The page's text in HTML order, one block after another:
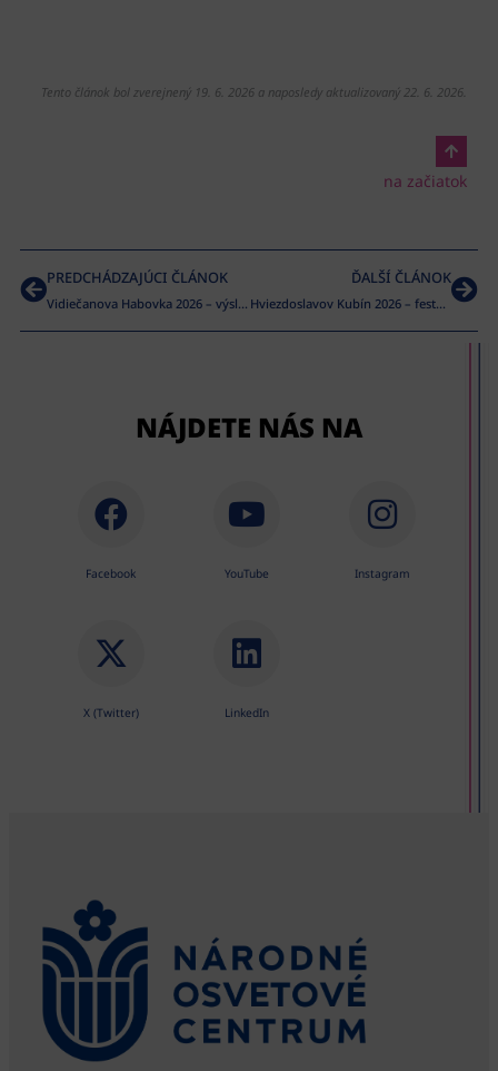
Tento článok bol zverejnený 19. 6. 2026 a naposledy aktualizovaný 22. 6. 2026.
na začiatok
PREDCHÁDZAJÚCI ČLÁNOK
Vidiečanova Habovka 2026 – výsledky
ĎALŠÍ ČLÁNOK
Hviezdoslavov Kubín 2026 – festníky
NÁJDETE NÁS NA
Facebook YouTube Instagram
X (Twitter) LinkedIn